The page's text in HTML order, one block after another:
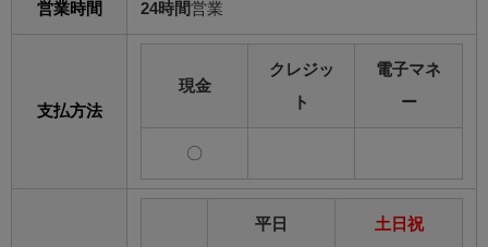
営業時間 24時間営業
支払方法
現金
クレジッ
ト
電子マネ
ー
〇
平日 土日祝